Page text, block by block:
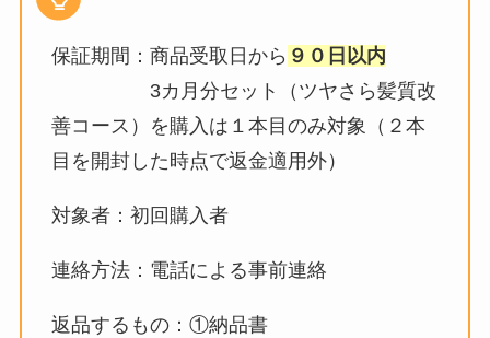
保証期間：商品受取日から ９０日 以内
3カ月分セット（ツヤさら髪質改
善コース）を購入は１本目のみ対象（２本
目を開封した時点で返金適用外）
対象者：初回購入者
連絡方法：電話による事前連絡
返品するもの：①納品書